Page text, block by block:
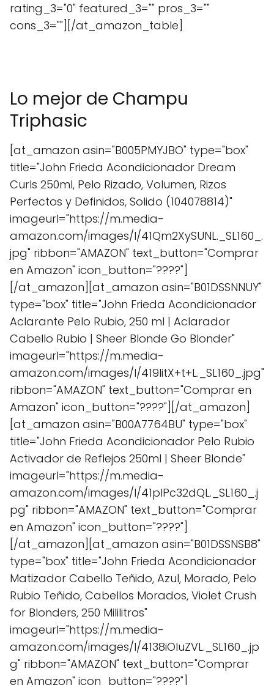
rating_3="0" featured_3="" pros_3=""
cons_3=""][/at_amazon_table]
Lo mejor de Champu
Triphasic
[at_amazon asin="B005PMYJBO" type="box"
title="John Frieda Acondicionador Dream
Curls 250ml, Pelo Rizado, Volumen, Rizos
Perfectos y Definidos, Solido (104078814)"
imageurl="https://m.media-
amazon.com/images/I/41Qm2XySUNL._SL160_.
jpg" ribbon="AMAZON" text_button="Comprar
en Amazon" icon_button="????"]
[/at_amazon][at_amazon asin="B01DSSNNUY"
type="box" title="John Frieda Acondicionador
Aclarante Pelo Rubio, 250 ml | Aclarador
Cabello Rubio | Sheer Blonde Go Blonder"
imageurl="https://m.media-
amazon.com/images/I/419IitX+t+L._SL160_.jpg"
ribbon="AMAZON" text_button="Comprar en
Amazon" icon_button="????"][/at_amazon]
[at_amazon asin="B00A7764BU" type="box"
title="John Frieda Acondicionador Pelo Rubio
Activador de Reflejos 250ml | Sheer Blonde"
imageurl="https://m.media-
amazon.com/images/I/41pIPc32dQL._SL160_.j
pg" ribbon="AMAZON" text_button="Comprar
en Amazon" icon_button="????"]
[/at_amazon][at_amazon asin="B01DSSNSB8"
type="box" title="John Frieda Acondicionador
Matizador Cabello Teñido, Azul, Morado, Pelo
Rubio Teñido, Cabellos Morados, Violet Crush
for Blonders, 250 Mililitros"
imageurl="https://m.media-
amazon.com/images/I/4138iOluZVL._SL160_.jp
g" ribbon="AMAZON" text_button="Comprar
en Amazon" icon_button="????"]